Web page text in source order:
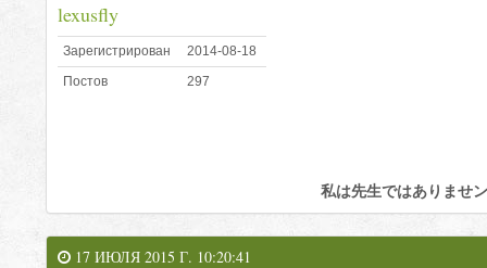
lexusfly
Зарегистрирован
2014-08-18
Постов
297
私は先生ではありませン
17 ИЮЛЯ 2015 Г. 10:20:41